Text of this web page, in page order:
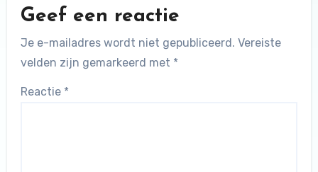
Geef een reactie
Je e-mailadres wordt niet gepubliceerd. Vereiste
velden zijn gemarkeerd met *
Reactie *